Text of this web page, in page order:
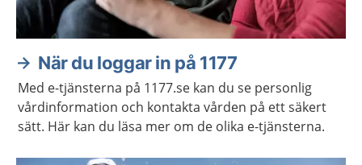
När du loggar in på 1177
Med e-tjänsterna på 1177.se kan du se personlig
vårdinformation och kontakta vården på ett säkert
sätt. Här kan du läsa mer om de olika e-tjänsterna.